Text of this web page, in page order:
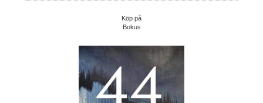
Köp på
Bokus